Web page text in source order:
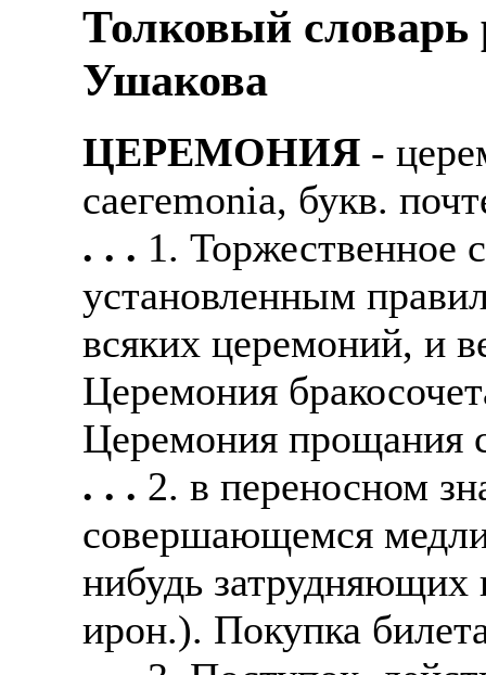
Толковый словарь
Ушакова
ЦЕРЕМОНИЯ -
саегеmonia, букв.
. . . 1. Торжественное
установленным
всяких церемоний, и
Церемония
Церемония прощания
. . . 2. в переносном
совершающемся
нибудь затрудняющих
ирон.). Покупка